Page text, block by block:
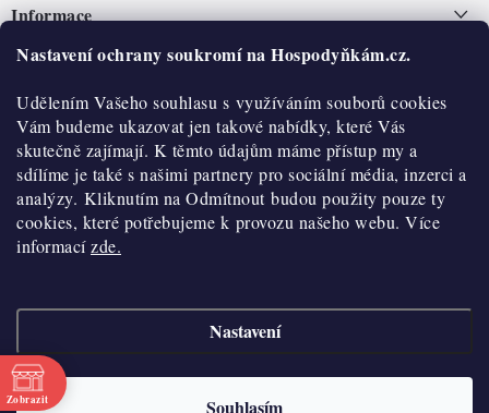
Nastavení ochrany soukromí na Hospodyňkám.cz.
Udělením Vašeho souhlasu s využíváním souborů cookies
Vám budeme ukazovat jen takové nabídky, které Vás
skutečně zajímají. K těmto údajům máme přístup my a
sdílíme je také s našimi partnery pro sociální média, inzerci a
analýzy. Kliknutím na Odmítnout budou použity pouze ty
cookies, které potřebujeme k provozu našeho webu. Více
informacízde.
Nastavení
Souhlasím
pInformace
Nepřevzetí zásilky na dobírku
Obchodní podmínky
Hodnocení obchodu
Blog
Moje objednávka
O nás
Historie
Kontakty
O nákupu
Reklamace a vratky
Výdejní místa
Velkoobchod
Vytvořil Shoptet
Copyright 2026
cookies
Zobrazit